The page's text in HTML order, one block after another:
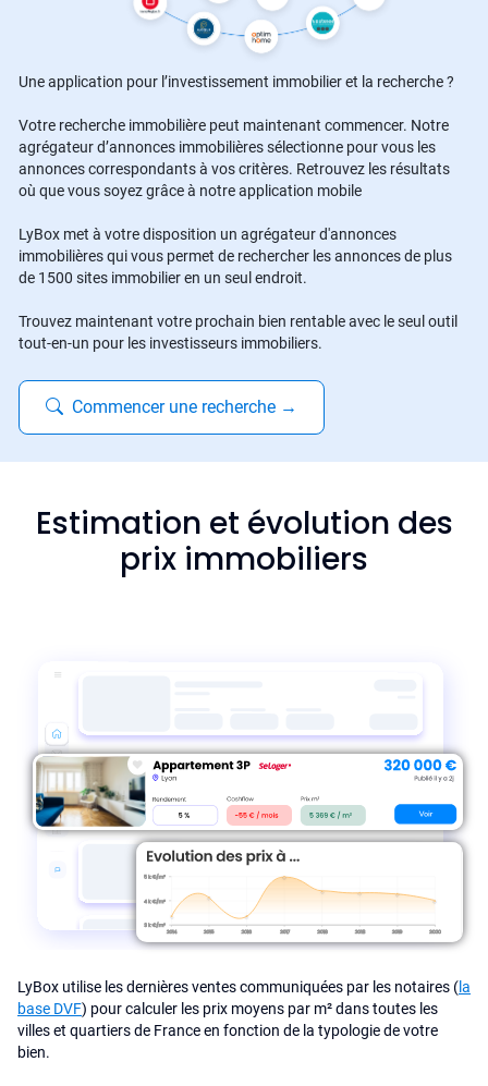
Une application pour l’investissement immobilier et la recherche ?
Votre recherche immobilière peut maintenant commencer. Notre
agrégateur d’annonces immobilières sélectionne pour vous les
annonces correspondants à vos critères. Retrouvez les résultats
où que vous soyez grâce à notre application mobile
LyBox met à votre disposition un agrégateur d'annonces
immobilières qui vous permet de rechercher les annonces de plus
de 1500 sites immobilier en un seul endroit.
Trouvez maintenant votre prochain bien rentable avec le seul outil
tout-en-un pour les investisseurs immobiliers.
Commencer une recherche →
Estimation et évolution des
prix immobiliers
LyBox utilise les dernières ventes communiquées par les notaires (la
base DVF) pour calculer les prix moyens par m² dans toutes les
villes et quartiers de France en fonction de la typologie de votre
bien.